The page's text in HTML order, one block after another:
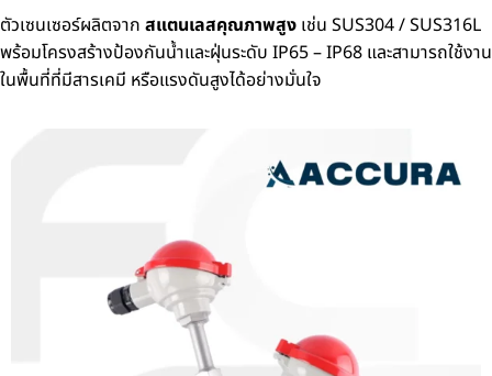
ตัวเซนเซอร์ผลิตจาก สแตนเลสคุณภาพสูง เช่น SUS304 / SUS316L
พร้อมโครงสร้างป้องกันน้ำและฝุ่นระดับ IP65 – IP68 และสามารถใช้งาน
ในพื้นที่ที่มีสารเคมี หรือแรงดันสูงได้อย่างมั่นใจ